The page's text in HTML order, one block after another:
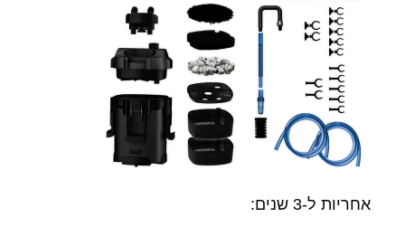
אחריות ל-3 שנים: